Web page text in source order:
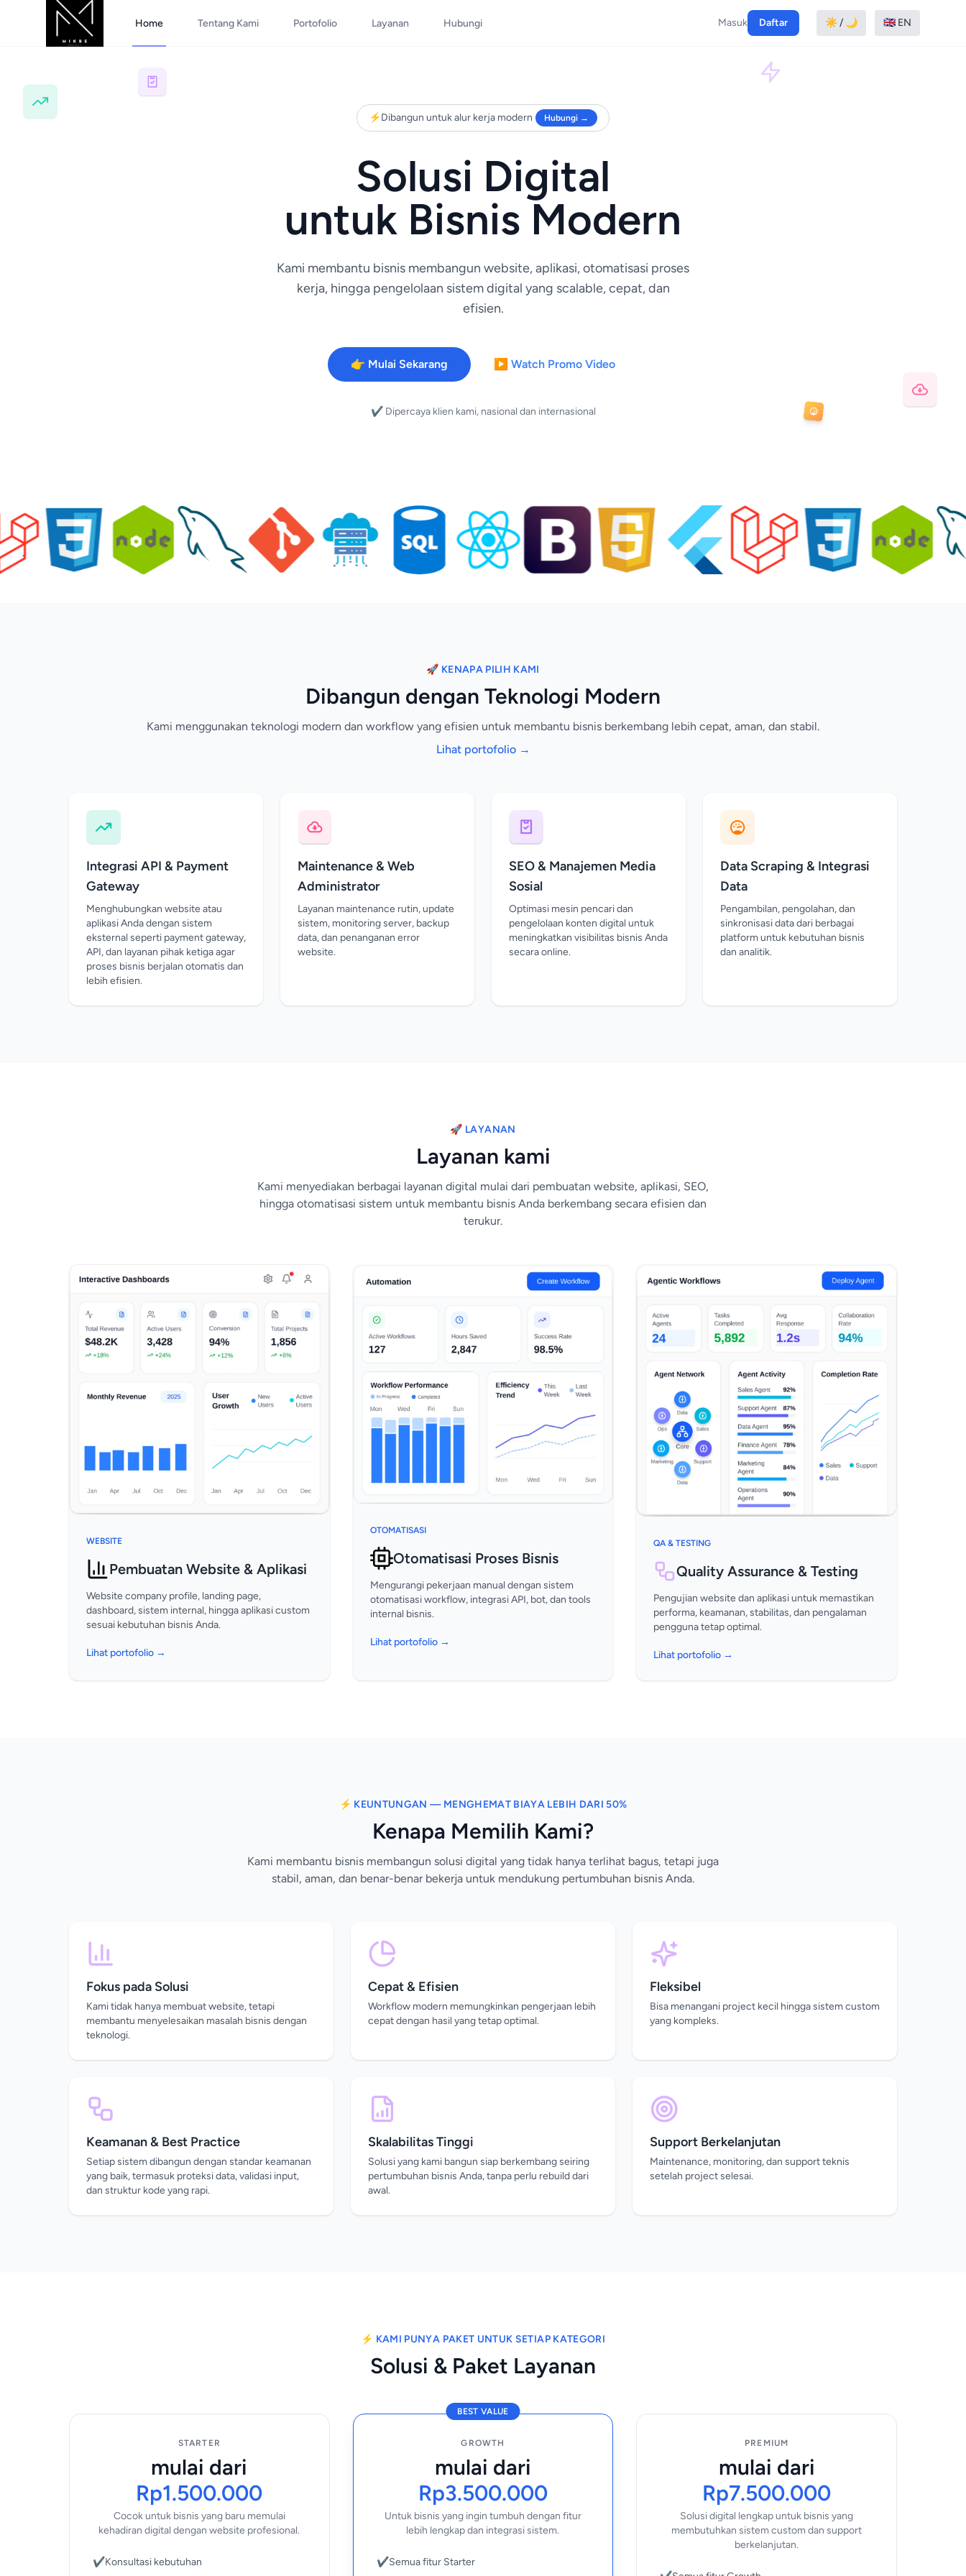
Home Tentang Kami Portofolio Layanan Hubungi Masuk Daftar ☀️ / 🌙 🇬🇧 EN
⚡Dibangun untuk alur kerja modern Hubungi →
Solusi Digital
untuk Bisnis Modern
Kami membantu bisnis membangun website, aplikasi, otomatisasi proses
kerja, hingga pengelolaan sistem digital yang scalable, cepat, dan
efisien.
👉 Mulai Sekarang ▶ Watch Promo Video
✔️ Dipercaya klien kami, nasional dan internasional
🚀 KENAPA PILIH KAMI
Dibangun dengan Teknologi Modern
Kami menggunakan teknologi modern dan workflow yang efisien untuk membantu bisnis berkembang lebih cepat, aman, dan stabil.
Lihat portofolio →
Integrasi API & Payment
Gateway
Menghubungkan website atau
aplikasi Anda dengan sistem
eksternal seperti payment gateway,
API, dan layanan pihak ketiga agar
proses bisnis berjalan otomatis dan
lebih efisien.
Maintenance & Web
Administrator
Layanan maintenance rutin, update
sistem, monitoring server, backup
data, dan penanganan error
website.
SEO & Manajemen Media
Sosial
Optimasi mesin pencari dan
pengelolaan konten digital untuk
meningkatkan visibilitas bisnis Anda
secara online.
Data Scraping & Integrasi
Data
Pengambilan, pengolahan, dan
sinkronisasi data dari berbagai
platform untuk kebutuhan bisnis
dan analitik.
🚀 LAYANAN
Layanan kami
Kami menyediakan berbagai layanan digital mulai dari pembuatan website, aplikasi, SEO,
hingga otomatisasi sistem untuk membantu bisnis Anda berkembang secara efisien dan
terukur.
WEBSITE
Pembuatan Website & Aplikasi
Website company profile, landing page,
dashboard, sistem internal, hingga aplikasi custom
sesuai kebutuhan bisnis Anda.
Lihat portofolio →
OTOMATISASI
Otomatisasi Proses Bisnis
Mengurangi pekerjaan manual dengan sistem
otomatisasi workflow, integrasi API, bot, dan tools
internal bisnis.
Lihat portofolio →
QA & TESTING
Quality Assurance & Testing
Pengujian website dan aplikasi untuk memastikan
performa, keamanan, stabilitas, dan pengalaman
pengguna tetap optimal.
Lihat portofolio →
⚡ KEUNTUNGAN — MENGHEMAT BIAYA LEBIH DARI 50%
Kenapa Memilih Kami?
Kami membantu bisnis membangun solusi digital yang tidak hanya terlihat bagus, tetapi juga
stabil, aman, dan benar-benar bekerja untuk mendukung pertumbuhan bisnis Anda.
Fokus pada Solusi
Kami tidak hanya membuat website, tetapi
membantu menyelesaikan masalah bisnis dengan
teknologi.
Cepat & Efisien
Workflow modern memungkinkan pengerjaan lebih
cepat dengan hasil yang tetap optimal.
Fleksibel
Bisa menangani project kecil hingga sistem custom
yang kompleks.
Keamanan & Best Practice
Setiap sistem dibangun dengan standar keamanan
yang baik, termasuk proteksi data, validasi input,
dan struktur kode yang rapi.
Skalabilitas Tinggi
Solusi yang kami bangun siap berkembang seiring
pertumbuhan bisnis Anda, tanpa perlu rebuild dari
awal.
Support Berkelanjutan
Maintenance, monitoring, dan support teknis
setelah project selesai.
⚡ KAMI PUNYA PAKET UNTUK SETIAP KATEGORI
Solusi & Paket Layanan
STARTER
mulai dari
Rp1.500.000
Cocok untuk bisnis yang baru memulai
kehadiran digital dengan website profesional.
✔Konsultasi kebutuhan
BEST VALUE
GROWTH
mulai dari
Rp3.500.000
Untuk bisnis yang ingin tumbuh dengan fitur
lebih lengkap dan integrasi sistem.
✔Semua fitur Starter
PREMIUM
mulai dari
Rp7.500.000
Solusi digital lengkap untuk bisnis yang
membutuhkan sistem custom dan support
berkelanjutan.